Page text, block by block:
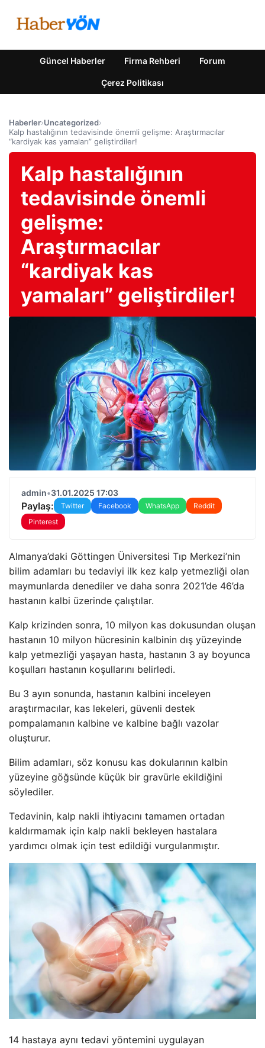
Güncel Haberler Firma Rehberi Forum
Çerez Politikası
Haberler›Uncategorized›
Kalp hastalığının tedavisinde önemli gelişme: Araştırmacılar
“kardiyak kas yamaları” geliştirdiler!
Kalp hastalığının
tedavisinde önemli
gelişme:
Araştırmacılar
“kardiyak kas
yamaları” geliştirdiler!
admin•31.01.2025 17:03
Paylaş: Twitter Facebook WhatsApp
Reddit
Pinterest
Almanya’daki Göttingen Üniversitesi Tıp Merkezi’nin
bilim adamları bu tedaviyi ilk kez kalp yetmezliği olan
maymunlarda denediler ve daha sonra 2021’de 46’da
hastanın kalbi üzerinde çalıştılar.
Kalp krizinden sonra, 10 milyon kas dokusundan oluşan
hastanın 10 milyon hücresinin kalbinin dış yüzeyinde
kalp yetmezliği yaşayan hasta, hastanın 3 ay boyunca
koşulları hastanın koşullarını belirledi.
Bu 3 ayın sonunda, hastanın kalbini inceleyen
araştırmacılar, kas lekeleri, güvenli destek
pompalamanın kalbine ve kalbine bağlı vazolar
oluşturur.
Bilim adamları, söz konusu kas dokularının kalbin
yüzeyine göğsünde küçük bir gravürle ekildiğini
söylediler.
Tedavinin, kalp nakli ihtiyacını tamamen ortadan
kaldırmamak için kalp nakli bekleyen hastalara
yardımcı olmak için test edildiği vurgulanmıştır.
14 hastaya aynı tedavi yöntemini uygulayan